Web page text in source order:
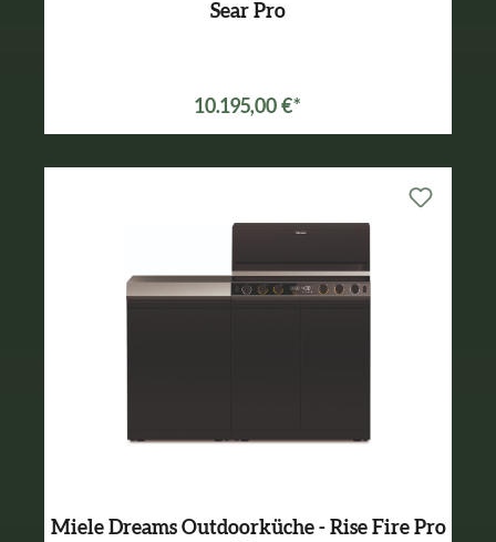
Sear Pro
10.195,00 €*
Miele Dreams Outdoorküche - Rise Fire Pro